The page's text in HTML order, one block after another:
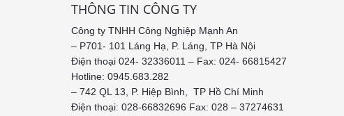
THÔNG TIN CÔNG TY
Công ty TNHH Công Nghiệp Mạnh An
– P701- 101 Láng Hạ, P. Láng, TP Hà Nội
Điện thoại 024- 32336011 – Fax: 024- 66815427
Hotline: 0945.683.282
– 742 QL 13, P. Hiệp Bình, TP Hồ Chí Minh
Điện thoại: 028-66832696 Fax: 028 – 37274631